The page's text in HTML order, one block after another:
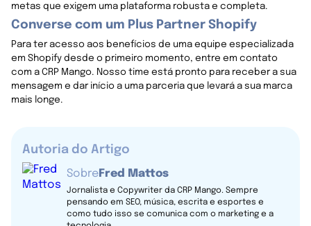
metas que exigem uma plataforma robusta e completa.
Converse com um Plus Partner Shopify
Para ter acesso aos benefícios de uma equipe especializada
em Shopify desde o primeiro momento, entre em contato
com a CRP Mango. Nosso time está pronto para receber a sua
mensagem e dar início a uma parceria que levará a sua marca
mais longe.
Autoria do Artigo
SobreFred Mattos
Jornalista e Copywriter da CRP Mango. Sempre
pensando em SEO, música, escrita e esportes e
como tudo isso se comunica com o marketing e a